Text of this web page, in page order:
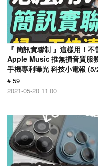
『 簡訊實聯制 』這樣用！
Apple Music 推無損音質服
手機專利曝光 科技小電報 (5/
# 59
2021-05-20 11:00